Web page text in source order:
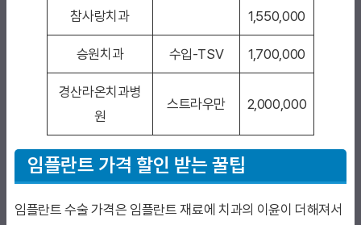
참사랑치과 1,550,000
승원치과 수입-TSV 1,700,000
경산라온치과병
원
스트라우만 2,000,000
임플란트 가격 할인 받는 꿀팁
임플란트 수술 가격은 임플란트 재료에 치과의 이윤이 더해져서